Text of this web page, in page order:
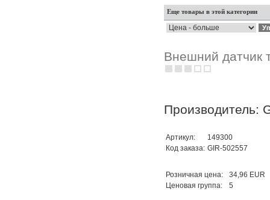
Еще товары в этой категории
Внешний датчик
Производитель:
Артикул:
149300
Код заказа: GIR-502557
Розничная цена:
34,96 EUR
Ценовая группа:
5